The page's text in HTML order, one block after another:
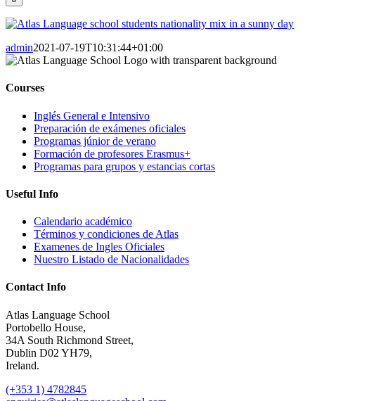
admin2021-07-19T10:31:44+01:00
Courses
Inglés General e Intensivo
Preparación de exámenes oficiales
Programas júnior de verano
Formación de profesores Erasmus+
Programas para grupos y estancias cortas
Useful Info
Calendario académico
Términos y condiciones de Atlas
Examenes de Ingles Oficiales
Nuestro Listado de Nacionalidades
Contact Info
Atlas Language School
Portobello House,
34A South Richmond Street,
Dublin D02 YH79,
Ireland.
(+353 1) 4782845